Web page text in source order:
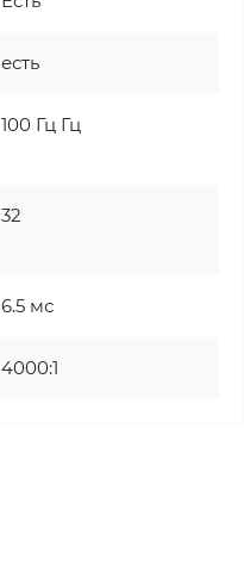
есть
100 Гц Гц
32
6.5 мс
4000:1